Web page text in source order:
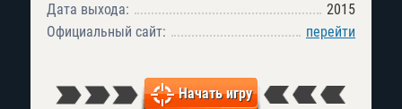
Дата выхода:
2015
Официальный сайт:
перейти
Начать игру